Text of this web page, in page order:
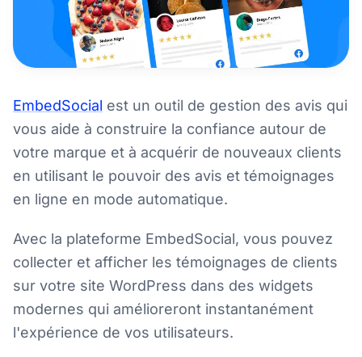
EmbedSocial est un outil de gestion des avis qui
vous aide à construire la confiance autour de
votre marque et à acquérir de nouveaux clients
en utilisant le pouvoir des avis et témoignages
en ligne en mode automatique.
Avec la plateforme EmbedSocial, vous pouvez
collecter et afficher les témoignages de clients
sur votre site WordPress dans des widgets
modernes qui amélioreront instantanément
l'expérience de vos utilisateurs.